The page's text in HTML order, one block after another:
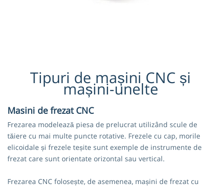
Tipuri de mașini CNC și
mașini-unelte
Masini de frezat CNC
Frezarea modelează piesa de prelucrat utilizând scule de
tăiere cu mai multe puncte rotative. Frezele cu cap, morile
elicoidale și frezele teșite sunt exemple de instrumente de
frezat care sunt orientate orizontal sau vertical.
Frezarea CNC folosește, de asemenea, mașini de frezat cu